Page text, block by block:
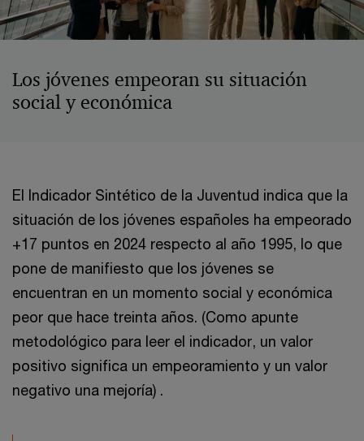
Los jóvenes empeoran su situación
social y económica
El Indicador Sintético de la Juventud indica que la
situación de los jóvenes españoles ha empeorado
+17 puntos en 2024 respecto al año 1995, lo que
pone de manifiesto que los jóvenes se
encuentran en un momento social y económica
peor que hace treinta años. (Como apunte
metodológico para leer el indicador, un valor
positivo significa un empeoramiento y un valor
negativo una mejoría) .